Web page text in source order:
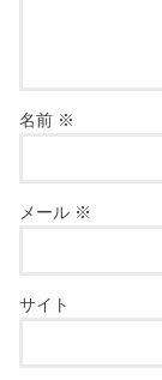
名前 ※
メール ※
サイト